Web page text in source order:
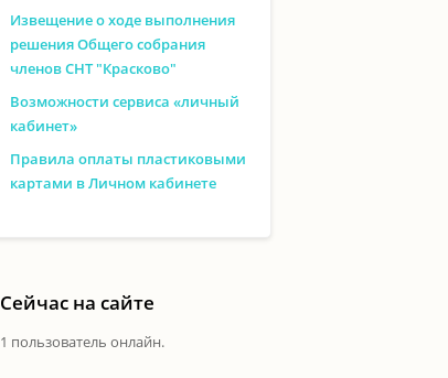
Извещение о ходе выполнения
решения Общего собрания
членов СНТ "Красково"
Возможности сервиса «личный
кабинет»
Правила оплаты пластиковыми
картами в Личном кабинете
Сейчас на сайте
1 пользователь онлайн.